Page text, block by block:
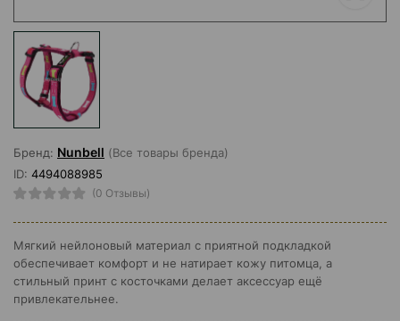
Бренд: Nunbell (Все товары бренда)
ID: 4494088985
(0 Отзывы)
Мягкий нейлоновый материал с приятной подкладкой
обеспечивает комфорт и не натирает кожу питомца, а
стильный принт с косточками делает аксессуар ещё
привлекательнее.